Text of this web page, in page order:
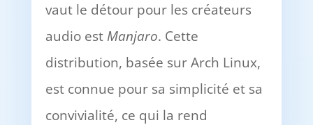
vaut le détour pour les créateurs
audio est Manjaro. Cette
distribution, basée sur Arch Linux,
est connue pour sa simplicité et sa
convivialité, ce qui la rend